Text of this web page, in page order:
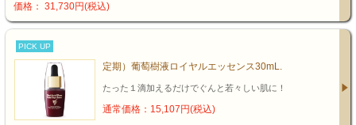
価格： 31,730円(税込)
PICK UP
定期）葡萄樹液ロイヤルエッセンス30mL.
たった１滴加えるだけでぐんと若々しい肌に！
通常価格：15,107円(税込)